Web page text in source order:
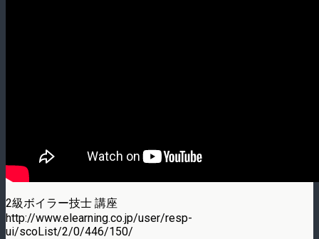
2級ボイラー技士 講座
http://www.elearning.co.jp/user/resp-
ui/scoList/2/0/446/150/